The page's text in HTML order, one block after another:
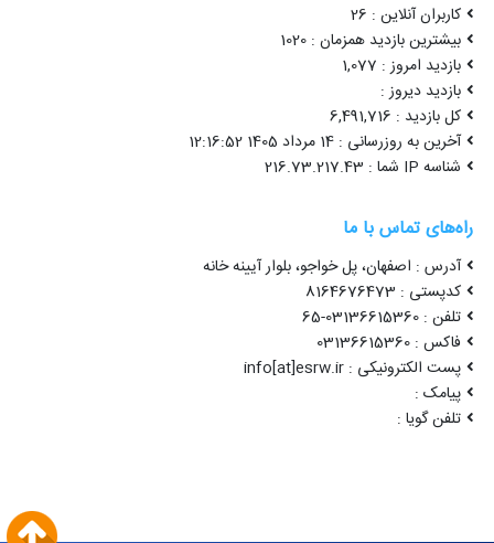
کاربران آنلاین : 26
بیشترین بازدید همزمان : 1020
بازدید امروز : 1,077
بازدید دیروز :
کل بازدید : 6,491,716
آخرین به روزرسانی : 14 مرداد 1405 12:16:52
شناسه IP شما : 216.73.217.43
راه‌های تماس با ما
آدرس : اصفهان، پل خواجو، بلوار آیینه خانه
کدپستی : 8164676473
تلفن : 03136615360-65
فاکس : 03136615360
پست الکترونیکی : info[at]esrw.ir
پیامک :
تلفن گویا :